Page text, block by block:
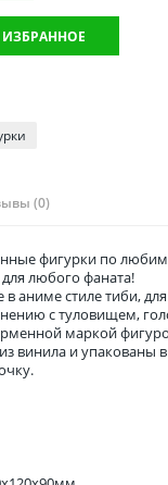
(0)
фигурки по
любого фаната!
аниме стиле тиби,
с туловищем,
маркой
винила и упакованы